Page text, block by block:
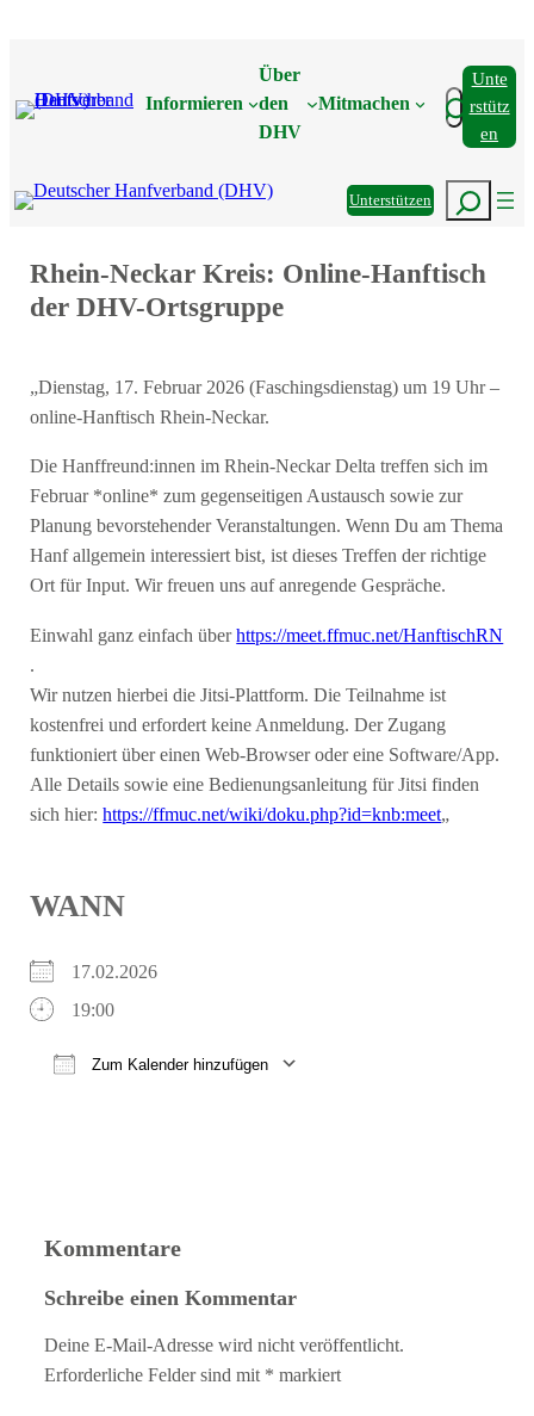
Informieren
Über
den
DHV
Mitmachen Suchen
Unte
Rstütz
En
UnterstützenSuchen
Rhein-Neckar Kreis: Online-Hanftisch
der DHV-Ortsgruppe
„Dienstag, 17. Februar 2026 (Faschingsdienstag) um 19 Uhr –
online-Hanftisch Rhein-Neckar.
Die Hanffreund:innen im Rhein-Neckar Delta treffen sich im
Februar *online* zum gegenseitigen Austausch sowie zur
Planung bevorstehender Veranstaltungen. Wenn Du am Thema
Hanf allgemein interessiert bist, ist dieses Treffen der richtige
Ort für Input. Wir freuen uns auf anregende Gespräche.
Einwahl ganz einfach überhttps://meet.ffmuc.net/HanftischRN
.
Wir nutzen hierbei die Jitsi-Plattform. Die Teilnahme ist
kostenfrei und erfordert keine Anmeldung. Der Zugang
funktioniert über einen Web-Browser oder eine Software/App.
Alle Details sowie eine Bedienungsanleitung für Jitsi finden
sich hier:https://ffmuc.net/wiki/doku.php?id=knb:meet„
WANN
17.02.2026
19:00
Zum Kalender hinzufügen
Kommentare
Schreibe einen Kommentar
Deine E-Mail-Adresse wird nicht veröffentlicht.
Erforderliche Felder sind mit * markiert